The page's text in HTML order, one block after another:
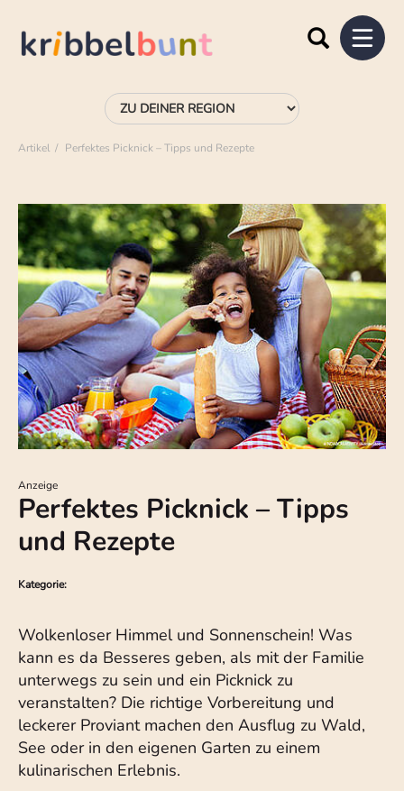
Artikel Perfektes Picknick – Tipps und Rezepte
Anzeige
Perfektes Picknick – Tipps
und Rezepte
Kategorie:
Wolkenloser Himmel und Sonnenschein! Was
kann es da Besseres geben, als mit der Familie
unterwegs zu sein und ein Picknick zu
veranstalten? Die richtige Vorbereitung und
leckerer Proviant machen den Ausflug zu Wald,
See oder in den eigenen Garten zu einem
kulinarischen Erlebnis.